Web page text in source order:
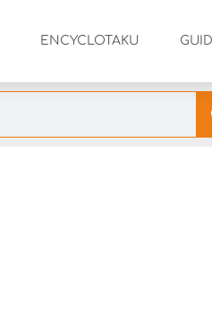
ENCYCLOTAKU